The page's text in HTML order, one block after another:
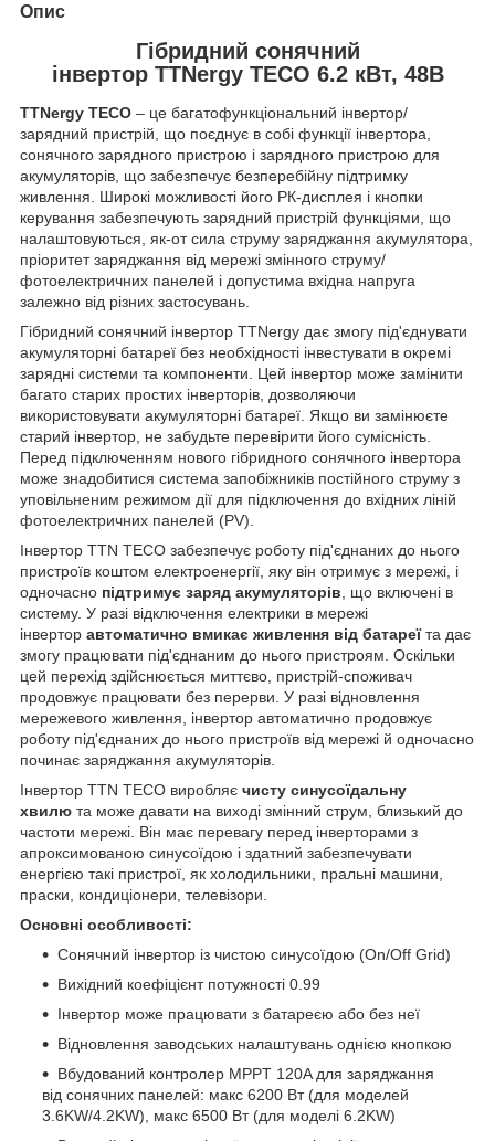
Опис
Гібридний сонячний
інвертор TTNergy TECO 6.2 кВт, 48В
TTNergy TECO – це багатофункціональний інвертор/
зарядний пристрій, що поєднує в собі функції інвертора,
сонячного зарядного пристрою і зарядного пристрою для
акумуляторів, що забезпечує безперебійну підтримку
живлення. Широкі можливості його РК-дисплея і кнопки
керування забезпечують зарядний пристрій функціями, що
налаштовуються, як-от сила струму заряджання акумулятора,
пріоритет заряджання від мережі змінного струму/
фотоелектричних панелей і допустима вхідна напруга
залежно від різних застосувань.
Гібридний сонячний інвертор TTNergy дає змогу під'єднувати
акумуляторні батареї без необхідності інвестувати в окремі
зарядні системи та компоненти. Цей інвертор може замінити
багато старих простих інверторів, дозволяючи
використовувати акумуляторні батареї. Якщо ви замінюєте
старий інвертор, не забудьте перевірити його сумісність.
Перед підключенням нового гібридного сонячного інвертора
може знадобитися система запобіжників постійного струму з
уповільненим режимом дії для підключення до вхідних ліній
фотоелектричних панелей (PV).
Інвертор TTN TECO забезпечує роботу під'єднаних до нього
пристроїв коштом електроенергії, яку він отримує з мережі, і
одночасно підтримує заряд акумуляторів, що включені в
систему. У разі відключення електрики в мережі
інвертор автоматично вмикає живлення від батареїта дає
змогу працювати під'єднаним до нього пристроям. Оскільки
цей перехід здійснюється миттєво, пристрій-споживач
продовжує працювати без перерви. У разі відновлення
мережевого живлення, інвертор автоматично продовжує
роботу під'єднаних до нього пристроїв від мережі й одночасно
починає заряджання акумуляторів.
Інвертор TTN TECO виробляє чисту синусоїдальну
хвилю та може давати на виході змінний струм, близький до
частоти мережі. Він має перевагу перед інверторами з
апроксимованою синусоїдою і здатний забезпечувати
енергією такі пристрої, як холодильники, пральні машини,
праски, кондиціонери, телевізори.
Основні особливості:
Сонячний інвертор із чистою синусоїдою (On/Off Grid)
Вихідний коефіцієнт потужності 0.99
Інвертор може працювати з батареєю або без неї
Відновлення заводських налаштувань однією кнопкою
Вбудований контролер MPPT 120A для заряджання
від сонячних панелей: макс 6200 Вт (для моделей
3.6KW/4.2KW), макс 6500 Вт (для моделі 6.2KW)